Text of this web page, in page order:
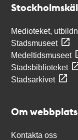
Medioteket,
Stadsmuseet
Medeltidsmuseet
Stadsbiblioteket
Stadsarkivet
Om
Kontakta oss